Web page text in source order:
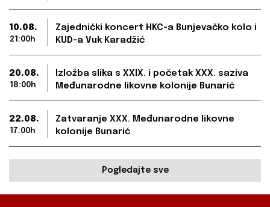
10.08.
21:00h
Zajednički koncert HKC-a Bunjevačko kolo i
KUD-a Vuk Karadžić
20.08.
18:00h
Izložba slika s XXIX. i početak XXX. saziva
Međunarodne likovne kolonije Bunarić
22.08.
17:00h
Zatvaranje XXX. Međunarodne likovne
kolonije Bunarić
Pogledajte sve